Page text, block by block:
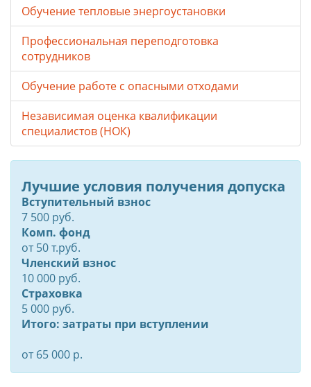
Обучение тепловые энергоустановки
Профессиональная переподготовка
сотрудников
Обучение работе с опасными отходами
Независимая оценка квалификации
специалистов (НОК)
Лучшие условия получения допуска
Вступительный взнос
7 500 руб.
Комп. фонд
от50т.руб.
Членский взнос
10 000 руб.
Страховка
5 000 руб.
Итого: затраты при вступлении
от 65 000 р.